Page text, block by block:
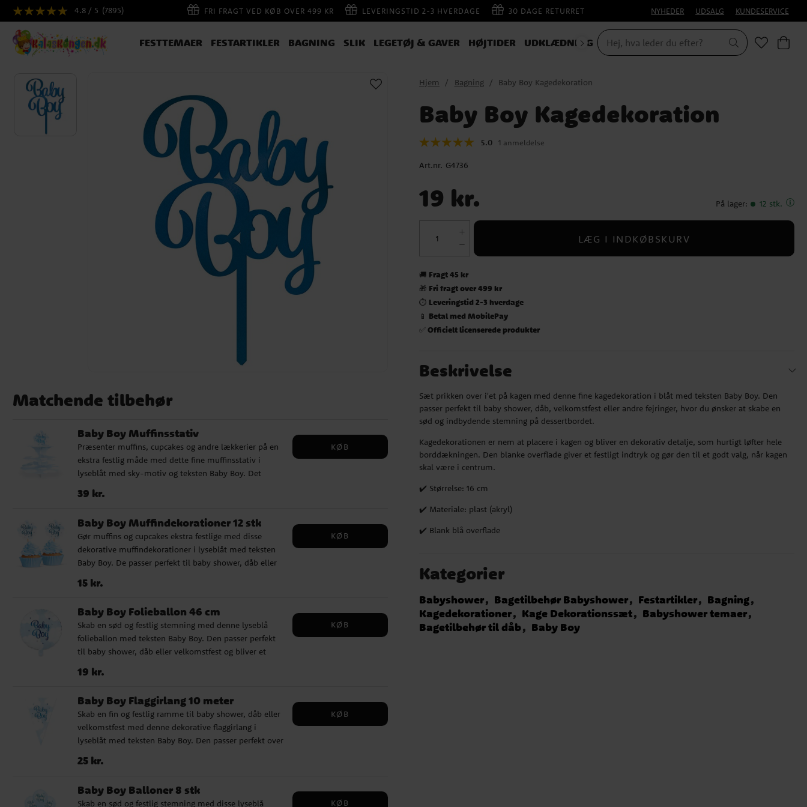
4.8 / 5 (7895) FRI FRAGT VED KØB OVER 499 KR LEVERINGSTID 2-3 HVERDAGE 30 DAGE RETURRET NYHEDER UDSALG KUNDESERVICE
FESTTEMAER FESTARTIKLER BAGNING SLIK LEGETØJ & GAVER HØJTIDER UDKLÆDNING
Matchende tilbehør
Baby Boy Muffinsstativ
Præsenter muffins, cupcakes og andre lækkerier på en
ekstra festlig måde med dette fine muffinsstativ i
lyseblåt med sky-motiv og teksten Baby Boy. Det
andre fejringer, hvor du ønsker at skabe et sødt og
dekorativ detalje, samtidig med at det gør det nemt at
fremhæve bagværket på en flot måde. Det er
fremstillet af FSC-certificeret og miljøvenligt papir og
passer fremragende, når du ønsker at kombinere
praktisk servering med en sød og festlig dekoration. ✓
bagværk ✓ Fremstillet af FSC-certificeret og
miljøvenligt papir
Pris :39 kr.
39 kr.
KØB
Baby Boy Muffindekorationer 12 stk
Gør muffins og cupcakes ekstra festlige med disse
dekorative muffindekorationer i lyseblåt med teksten
Baby Boy. De passer perfekt til baby shower, dåb eller
ensartet dessertbord. Dekorationerne er nemme at
løfter hele borddækningen. De passer lige så godt til
muffins som til cupcakes og andet sødt bagværk, når
du vil gøre fejringen lidt ekstra fin. ✓ Indeholder 12
muffindekorationer ✓ Højde: ca. 8 cm ✓ Perfekte til
muffins, cupcakes og andet bagværk
Pris:15 kr.
15 kr.
KØB
Baby Boy Folieballon 46 cm
Skab en sød og festlig stemning med denne lyseblå
folieballon med teksten Baby Boy. Den passer perfekt
til baby shower, dåb eller velkomstfest og bliver et
kan fyldes med helium eller luft og har en
passer fint alene eller sammen med andre balloner og
dekorationer, når du vil skabe en blød og harmonisk
feststemning. ✓ Størrelse: 46 cm ✓ Kan fyldes med
helium eller luft ✓ Selvlukkende ventil
Pris:19 kr.
19 kr.
KØB
Baby Boy Flaggirlang 10 meter
Skab en fin og festlig ramme til baby shower, dåb eller
velkomstfest med denne dekorative flaggirlang i
lyseblåt med teksten Baby Boy. Den passer perfekt over
dekoration. Flaggirlangen er nem at hænge op og
stemning i rummet. ✔️ Længde: 10 meter ✔️ Flag i
Pris:25 kr.
25 kr.
KØB
Baby Boy Balloner 8 stk
Skab en sød og festlig stemning med disse lyseblå
KØB
Hjem Bagning Baby Boy Kagedekoration
Baby Boy Kagedekoration
5.0 1 anmeldelse
Art.nr. G4736
19 kr. På lager: 12 stk.
LÆG I INDKØBSKURV
🚚 Fragt 45 kr
🎁 Fri fragt over 499 kr
⏱️ Leveringstid 2-3 hverdage
📱 Betal med MobilePay
✅Officielt licenserede produkter
Beskrivelse
Sæt prikken over i'et på kagen med denne fine kagedekoration i blåt med teksten Baby Boy. Den
passer perfekt til baby shower, dåb, velkomstfest eller andre fejringer, hvor du ønsker at skabe en
sød og indbydende stemning på dessertbordet.
Kagedekorationen er nem at placere i kagen og bliver en dekorativ detalje, som hurtigt løfter hele
borddækningen. Den blanke overflade giver et festligt indtryk og gør den til et godt valg, når kagen
skal være i centrum.
✔️ Størrelse: 16 cm
✔️ Materiale: plast (akryl)
✔️ Blank blå overflade
Kategorier
Babyshower Bagetilbehør Babyshower Festartikler
Bagning
Kagedekorationer
Kage Dekorationssæt
Babyshower temaer
Bagetilbehør til dåb
Baby Boy